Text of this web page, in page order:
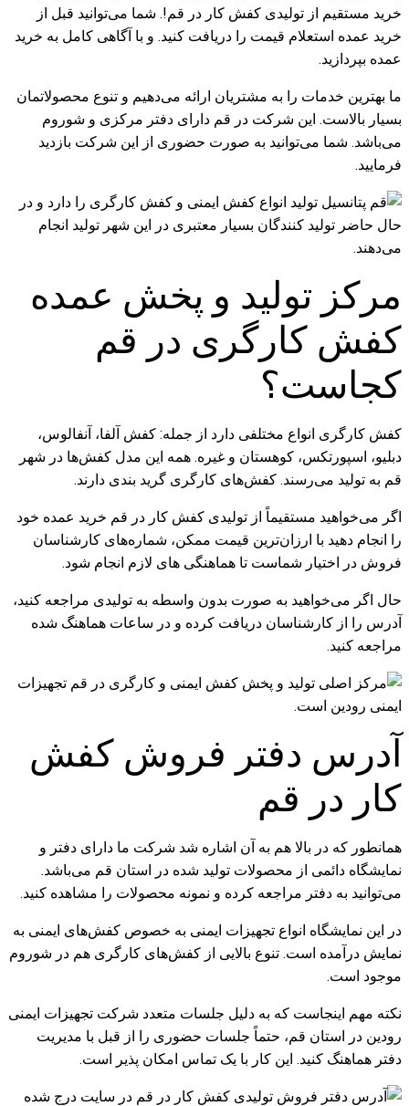
خرید مستقیم از تولیدی کفش کار در قم!. شما می‌توانید قبل از
خرید عمده استعلام قیمت را دریافت کنید. و با آگاهی کامل به خرید
عمده بپردازید.
ما بهترین خدمات را به مشتریان ارائه می‌دهیم و تنوع محصولاتمان
بسیار بالاست. این شرکت در قم دارای دفتر مرکزی و شوروم
می‌باشد. شما می‌توانید به صورت حضوری از این شرکت بازدید
فرمایید.
مرکز تولید و پخش عمده
کفش کارگری در قم
کجاست؟
کفش کارگری انواع مختلفی دارد از جمله: کفش آلفا، آنفالوس،
دبلیو، اسپورتکس، کوهستان و غیره. همه این مدل کفش‌ها در شهر
قم به تولید می‌رسند. کفش‌های کارگری گرید بندی دارند.
اگر می‌خواهید مستقیماً از تولیدی کفش کار در قم خرید عمده خود
را انجام دهید با ارزان‌ترین قیمت ممکن، شماره‌های کارشناسان
فروش در اختیار شماست تا هماهنگی های لازم انجام شود.
حال اگر می‌خواهید به صورت بدون واسطه به تولیدی مراجعه کنید،
آدرس را از کارشناسان دریافت کرده و در ساعات هماهنگ شده
مراجعه کنید.
آدرس دفتر فروش کفش
کار در قم
همانطور که در بالا هم به آن اشاره شد شرکت ما دارای دفتر و
نمایشگاه دائمی از محصولات تولید شده در استان قم می‌باشد.
می‌توانید به دفتر مراجعه کرده و نمونه محصولات را مشاهده کنید.
در این نمایشگاه انواع تجهیزات ایمنی به خصوص کفش‌های ایمنی به
نمایش درآمده است. تنوع بالایی از کفش‌های کارگری هم در شوروم
موجود است.
نکته مهم اینجاست که به دلیل جلسات متعدد شرکت تجهیزات ایمنی
رودین در استان قم، حتماً جلسات حضوری را از قبل با مدیریت
دفتر هماهنگ کنید. این کار با یک تماس امکان پذیر است.